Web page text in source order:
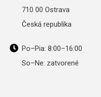
710 00 Ostrava
Česká republika
Po–Pia: 8:00–16:00
So–Ne: zatvorené